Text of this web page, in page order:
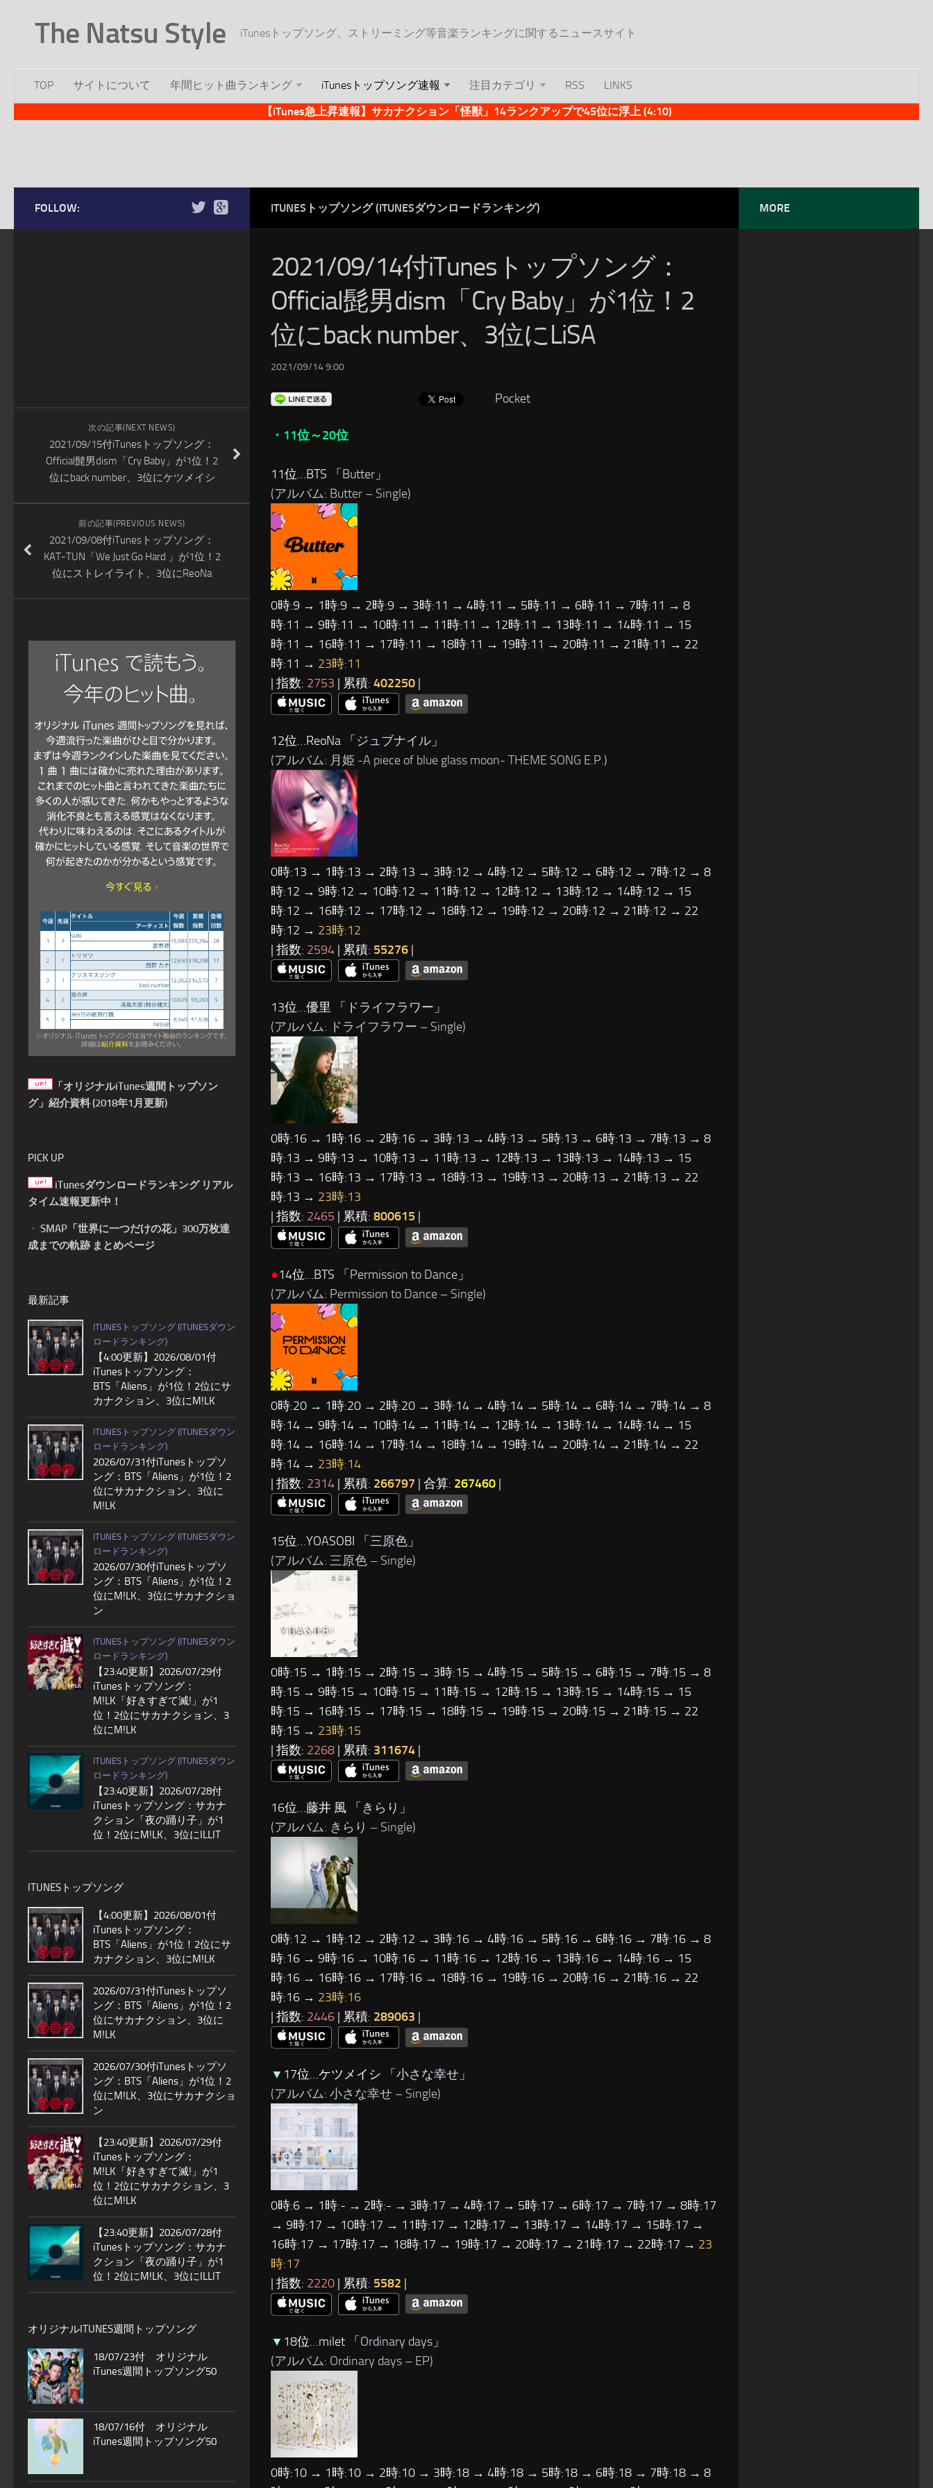
The Natsu Style iTunesトップソング、ストリーミング等音楽ランキングに関するニュースサイト
TOP サイトについて 年間ヒット曲ランキング iTunesトップソング速報 注目カテゴリ RSS
LINKS
【iTunes急上昇速報】サカナクション「怪獣」14ランクアップで45位に浮上 (4:10)
ITUNESトップソング (ITUNESダウンロードランキング)
2021/09/14付iTunesトップソング：
Official髭男dism「Cry Baby」が1位！2
位にback number、3位にLiSA
2021/09/14 9:00
Pocket
・11位～20位
11位…BTS 「 Butter 」
(アルバム: Butter – Single)
0時:9 → 1時:9 → 2時:9 → 3時:11 → 4時:11 → 5時:11 → 6時:11 → 7時:11 → 8
時:11 → 9時:11 → 10時:11 → 11時:11 → 12時:11 → 13時:11 → 14時:11 → 15
時:11 → 16時:11 → 17時:11 → 18時:11 → 19時:11 → 20時:11 → 21時:11 → 22
時:11 → 23時:11
| 指数: 2753 | 累積: 402250 |
12位…ReoNa 「 ジュブナイル 」
(アルバム: 月姫 -A piece of blue glass moon- THEME SONG E.P.)
0時:13 → 1時:13 → 2時:13 → 3時:12 → 4時:12 → 5時:12 → 6時:12 → 7時:12 → 8
時:12 → 9時:12 → 10時:12 → 11時:12 → 12時:12 → 13時:12 → 14時:12 → 15
時:12 → 16時:12 → 17時:12 → 18時:12 → 19時:12 → 20時:12 → 21時:12 → 22
時:12 → 23時:12
| 指数: 2594 | 累積: 55276 |
13位…優里 「 ドライフラワー 」
(アルバム: ドライフラワー – Single)
0時:16 → 1時:16 → 2時:16 → 3時:13 → 4時:13 → 5時:13 → 6時:13 → 7時:13 → 8
時:13 → 9時:13 → 10時:13 → 11時:13 → 12時:13 → 13時:13 → 14時:13 → 15
時:13 → 16時:13 → 17時:13 → 18時:13 → 19時:13 → 20時:13 → 21時:13 → 22
時:13 → 23時:13
| 指数: 2465 | 累積: 800615 |
●14位…BTS 「Permission to Dance 」
(アルバム: Permission to Dance – Single)
0時:20 → 1時:20 → 2時:20 → 3時:14 → 4時:14 → 5時:14 → 6時:14 → 7時:14 → 8
時:14 → 9時:14 → 10時:14 → 11時:14 → 12時:14 → 13時:14 → 14時:14 → 15
時:14 → 16時:14 → 17時:14 → 18時:14 → 19時:14 → 20時:14 → 21時:14 → 22
時:14 → 23時:14
| 指数: 2314 | 累積: 266797 | 合算: 267460 |
15位…YOASOBI 「 三原色 」
(アルバム: 三原色 – Single)
0時:15 → 1時:15 → 2時:15 → 3時:15 → 4時:15 → 5時:15 → 6時:15 → 7時:15 → 8
時:15 → 9時:15 → 10時:15 → 11時:15 → 12時:15 → 13時:15 → 14時:15 → 15
時:15 → 16時:15 → 17時:15 → 18時:15 → 19時:15 → 20時:15 → 21時:15 → 22
時:15 → 23時:15
| 指数: 2268 | 累積: 311674 |
16位…藤井 風 「 きらり 」
(アルバム: きらり – Single)
0時:12 → 1時:12 → 2時:12 → 3時:16 → 4時:16 → 5時:16 → 6時:16 → 7時:16 → 8
時:16 → 9時:16 → 10時:16 → 11時:16 → 12時:16 → 13時:16 → 14時:16 → 15
時:16 → 16時:16 → 17時:16 → 18時:16 → 19時:16 → 20時:16 → 21時:16 → 22
時:16 → 23時:16
| 指数: 2446 | 累積: 289063 |
▼ 17位…ケツメイシ 「 小さな幸せ 」
(アルバム: 小さな幸せ – Single)
0時:6 → 1時:- → 2時:- → 3時:17 → 4時:17 → 5時:17 → 6時:17 → 7時:17 → 8時:17
→ 9時:17 → 10時:17 → 11時:17 → 12時:17 → 13時:17 → 14時:17 → 15時:17 →
16時:17 → 17時:17 → 18時:17 → 19時:17 → 20時:17 → 21時:17 → 22時:17 → 23
時:17
| 指数: 2220 | 累積: 5582 |
▼ 18位…milet 「Ordinary days 」
(アルバム: Ordinary days – EP)
0時:10 → 1時:10 → 2時:10 → 3時:18 → 4時:18 → 5時:18 → 6時:18 → 7時:18 → 8
FOLLOW:
次の記事(NEXT NEWS)
2021/09/15付iTunesトップソング：
Official髭男dism「Cry Baby」が1位！2
位にback number、3位にケツメイシ
前の記事(PREVIOUS NEWS)
2021/09/08付iTunesトップソング：
KAT-TUN「We Just Go Hard 」が1位！2
位にストレイライト、3位にReoNa
「オリジナルiTunes週間トップソン
グ」紹介資料 (2018年1月更新)
PICK UP
iTunesダウンロードランキング リアル
タイム速報更新中！
・ SMAP「世界に一つだけの花」300万枚達
成までの軌跡 まとめページ
最新記事
ITUNESトップソング (ITUNESダウン
ロードランキング)
【4:00更新】2026/08/01付
iTunesトップソング：
BTS「Aliens」が1位！2位にサ
カナクション、3位にM!LK
ITUNESトップソング (ITUNESダウン
ロードランキング)
2026/07/31付iTunesトップソ
ング：BTS「Aliens」が1位！2
位にサカナクション、3位に
M!LK
ITUNESトップソング (ITUNESダウン
ロードランキング)
2026/07/30付iTunesトップソ
ング：BTS「Aliens」が1位！2
位にM!LK、3位にサカナクショ
ン
ITUNESトップソング (ITUNESダウン
ロードランキング)
【23:40更新】2026/07/29付
iTunesトップソング：
M!LK「好きすぎて滅!」が1
位！2位にサカナクション、3
位にM!LK
ITUNESトップソング (ITUNESダウン
ロードランキング)
【23:40更新】2026/07/28付
iTunesトップソング：サカナ
クション「夜の踊り子」が1
位！2位にM!LK、3位にILLIT
ITUNESトップソング
【4:00更新】2026/08/01付
iTunesトップソング：
BTS「Aliens」が1位！2位にサ
カナクション、3位にM!LK
2026/07/31付iTunesトップソ
ング：BTS「Aliens」が1位！2
位にサカナクション、3位に
M!LK
2026/07/30付iTunesトップソ
ング：BTS「Aliens」が1位！2
位にM!LK、3位にサカナクショ
ン
【23:40更新】2026/07/29付
iTunesトップソング：
M!LK「好きすぎて滅!」が1
位！2位にサカナクション、3
位にM!LK
【23:40更新】2026/07/28付
iTunesトップソング：サカナ
クション「夜の踊り子」が1
位！2位にM!LK、3位にILLIT
オリジナルITUNES週間トップソング
18/07/23付 オリジナル
iTunes週間トップソング50
18/07/16付 オリジナル
iTunes週間トップソング50
MORE